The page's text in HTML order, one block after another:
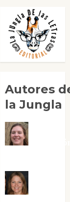
Autores
la Jungla